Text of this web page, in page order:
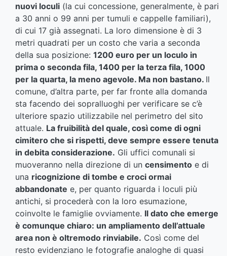
nuovi loculi (la cui concessione, generalmente, è pari
a 30 anni o 99 anni per tumuli e cappelle familiari),
di cui 17 già assegnati. La loro dimensione è di 3
metri quadrati per un costo che varia a seconda
della sua posizione: 1200 euro per un loculo in
prima o seconda fila, 1400 per la terza fila, 1000
per la quarta, la meno agevole. Ma non bastano. Il
comune, d’altra parte, per far fronte alla domanda
sta facendo dei sopralluoghi per verificare se c’è
ulteriore spazio utilizzabile nel perimetro del sito
attuale. La fruibilità del quale, così come di ogni
cimitero che si rispetti, deve sempre essere tenuta
in debita considerazione. Gli uffici comunali si
muoveranno nella direzione di un censimento e di
una ricognizione di tombe e croci ormai
abbandonate e, per quanto riguarda i loculi più
antichi, si procederà con la loro esumazione,
coinvolte le famiglie ovviamente. Il dato che emerge
è comunque chiaro: un ampliamento dell’attuale
area non è oltremodo rinviabile. Così come del
resto evidenziano le fotografie analoghe di quasi